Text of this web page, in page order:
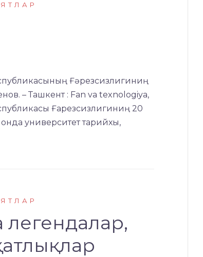
Ғәрезсизлигиниң
– Ташкент : Fan va texnologiya,
Ғарезсизлигиниң 20
университет тарийхы,